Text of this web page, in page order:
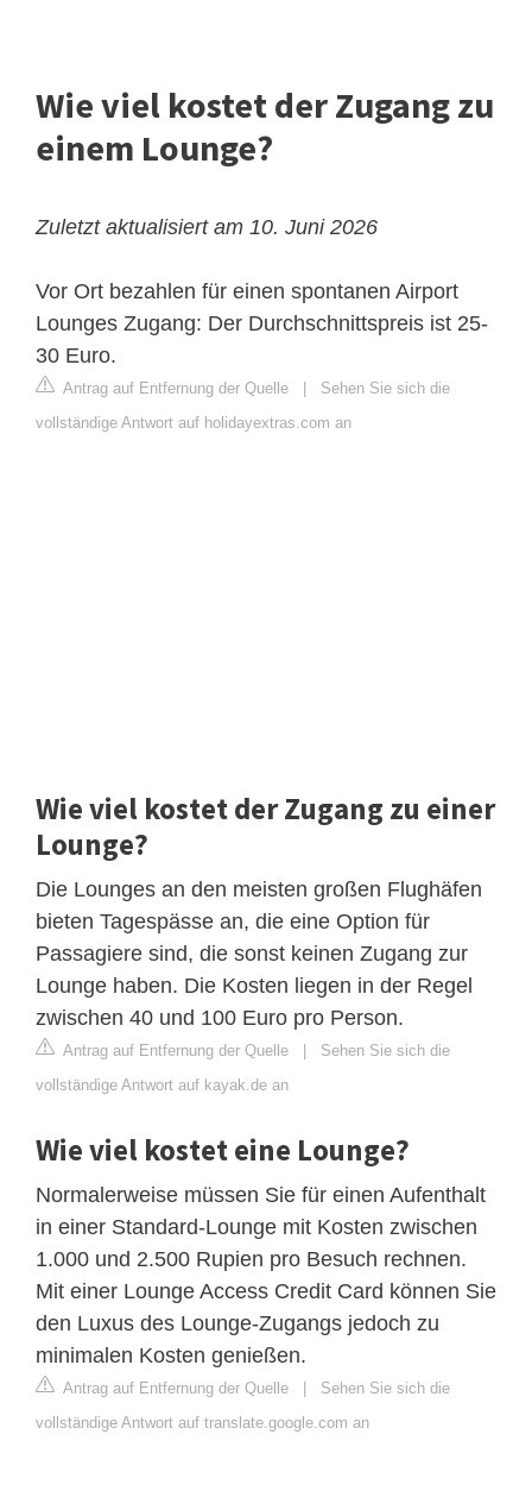
Wie viel kostet der Zugang zu
einem Lounge?
Zuletzt aktualisiert am 10. Juni 2026
Vor Ort bezahlen für einen spontanen Airport
Lounges Zugang: Der Durchschnittspreis ist 25-
30 Euro.
Antrag auf Entfernung der Quelle
Sehen Sie sich die
vollständige Antwort auf holidayextras.com an
Wie viel kostet der Zugang zu einer
Lounge?
Die Lounges an den meisten großen Flughäfen
bieten Tagespässe an, die eine Option für
Passagiere sind, die sonst keinen Zugang zur
Lounge haben. Die Kosten liegen in der Regel
zwischen 40 und 100 Euro pro Person.
Antrag auf Entfernung der Quelle
Sehen Sie sich die
vollständige Antwort auf kayak.de an
Wie viel kostet eine Lounge?
Normalerweise müssen Sie für einen Aufenthalt
in einer Standard-Lounge mit Kosten zwischen
1.000 und 2.500 Rupien pro Besuch rechnen.
Mit einer Lounge Access Credit Card können Sie
den Luxus des Lounge-Zugangs jedoch zu
minimalen Kosten genießen.
Antrag auf Entfernung der Quelle
Sehen Sie sich die
vollständige Antwort auf translate.google.com an